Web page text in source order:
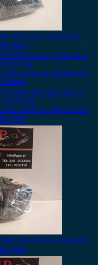
2004 2πλο Γκρι Φόντο
Xenon με Πλακέτα (1)
2004 Γκρι Φόντο 2πλο
2004 2πλο Γκρι Φόντο